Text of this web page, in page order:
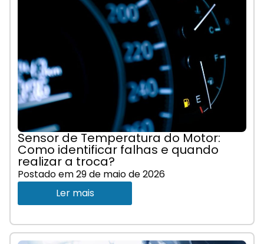
Sensor de Temperatura do Motor:
Como identificar falhas e quando
realizar a troca?
Postado em29 de maio de 2026
Ler mais